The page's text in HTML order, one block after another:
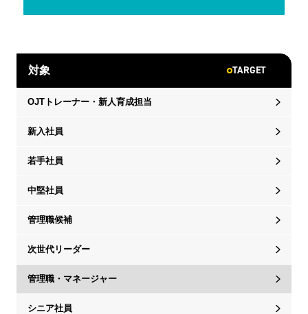
対象 TARGET
OJTトレーナー・新人育成担当
新入社員
若手社員
中堅社員
管理職候補
次世代リーダー
管理職・マネージャー
シニア社員